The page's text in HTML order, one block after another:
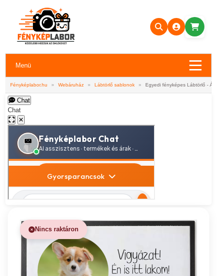
Menü
Fényképlabor.hu » Webáruház » Lábtörlő sablonok » Egyedi fényképes Lábtörlő -
Chat
Chat
✕
Nincs raktáron